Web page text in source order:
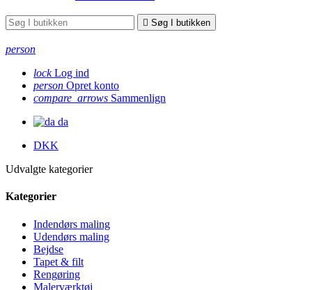
 Søg I butikken
person
lock Log ind
person Opret konto
compare_arrows Sammenlign
da
DKK
Udvalgte kategorier
Kategorier
Indendørs maling
Udendørs maling
Bejdse
Tapet & filt
Rengøring
Malerværktøj